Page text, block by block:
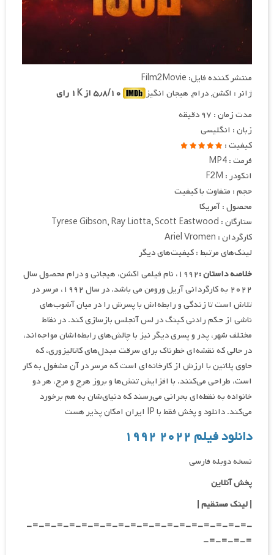
منتشر کننده فایل: Film2Movie
ژانر : اکشن, درام, هیجان انگیز
مدت زمان : ۹۷ دقیقه
زبان : انگلیسی
کیفیت :
فرمت : MP4
انکودر : F2M
حجم : متفاوت با کیفیت
محصول : آمریکا
ستارگان : Tyrese Gibson, Ray Liotta, Scott Eastwood
کارگردان : Ariel Vromen
لینک‌های مرتبط : کیفیت‌های دیگر
خلاصه داستان :
۱۹۹۲، نام فیلمی اکشن، هیجانی و درام محصول سال
۲۰۲۲ به کارگردانی آریل ورومن می باشد. در سال ۱۹۹۲، مرسر در
تلاش است تا زندگی و رابطه‌اش با پسرش را در میان آشوب‌های
ناشی از حکم رادنی کینگ در لس آنجلس بازسازی کند. در نقاط
مختلف شهر، پدر و پسری دیگر نیز با چالش‌های رابطه‌اشان مواجه‌اند،
در حالی که نقشه‌ای خطرناک برای سرقت مبدل‌های کاتالیزوری، که
حاوی پلاتین با ارزش از کارخانه‌ای است که مرسر در آن مشغول به کار
است، طراحی می‌کنند. با افزایش تنش‌ها و بروز هرج و مرج، هر دو
خانواده به نقطه‌ای بحرانی می‌رسند که دنیای‌شان به هم برخورد
می‌کند. دانلود و پخش فقط با IP ایران امکان پذیر هست
دانلود فیلم ۲۰۲۲ ۱۹۹۲
نسخه دوبله فارسی
پخش آنلاین
| لینک مستقیم|
-=-=-=-=-=-=-=-=-=-=-=-=-=-=-=-=-=-=-
=-=-=-=-